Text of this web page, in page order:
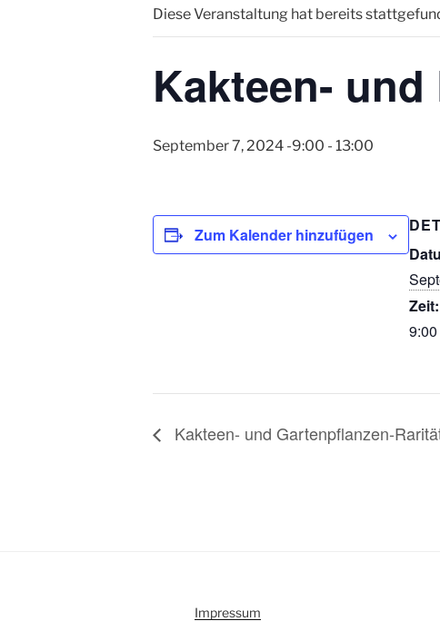
Diese Veranstaltung hat bereits
Kakteen-
September 7, 2024 -9:00 - 13:00
Zum Kalender hinzufügen
Zeit:
Kakteen- und Gartenpflanzen-
Impressum